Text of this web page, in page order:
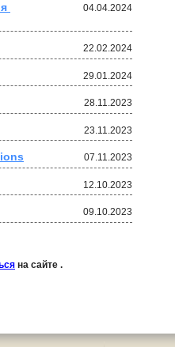
04.04.2024
22.02.2024
29.01.2024
28.11.2023
23.11.2023
07.11.2023
12.10.2023
09.10.2023
на сайте .